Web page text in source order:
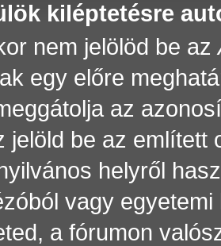
kiléptetésre
nem jelölöd be az
egy előre
az
jelöld be az említett
helyről
vagy
a fórumon